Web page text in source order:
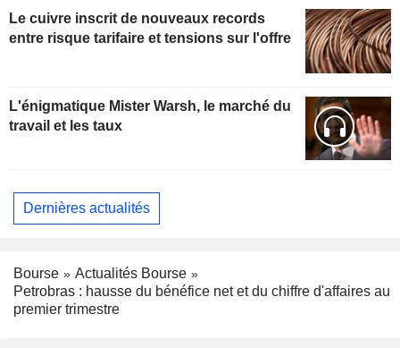
Le cuivre inscrit de nouveaux records
entre risque tarifaire et tensions sur l'offre
L'énigmatique Mister Warsh, le marché du
travail et les taux
Dernières actualités
Bourse
Actualités Bourse
Petrobras : hausse du bénéfice net et du chiffre d'affaires au
premier trimestre